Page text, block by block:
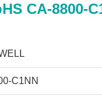
CA-8800-
C1NN